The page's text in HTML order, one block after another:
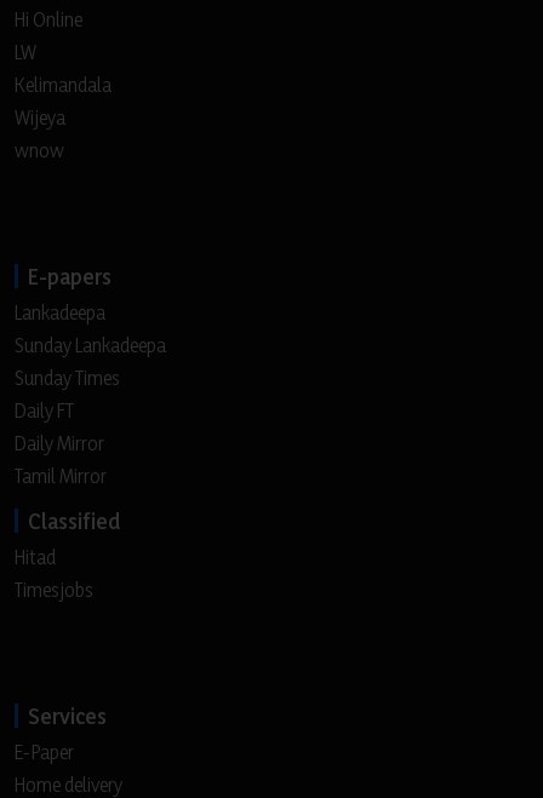
Hi Online
LW
Kelimandala
Wijeya
wnow
E-papers
Lankadeepa
Sunday Lankadeepa
Sunday Times
Daily FT
Daily Mirror
Tamil Mirror
Classified
Hitad
Timesjobs
Services
E-Paper
Home delivery